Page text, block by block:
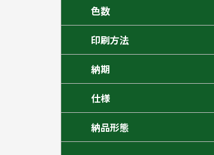
色数
印刷方法
納期
仕様
納品形態